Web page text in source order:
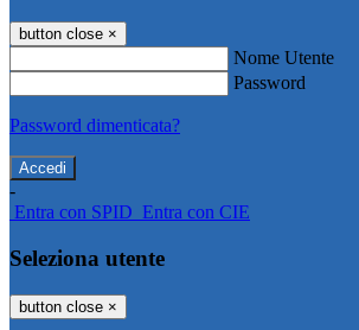
button close ×
Nome Utente
Password
Password dimenticata?
-
Entra con SPID Entra con CIE
Seleziona utente
button close ×